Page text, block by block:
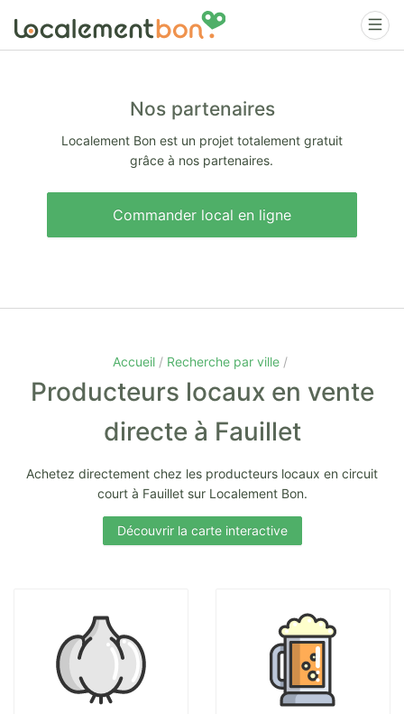
Nos partenaires
Localement Bon est un projet totalement gratuit
grâce à nos partenaires.
Commander local en ligne
Accueil Recherche par ville
Producteurs locaux en vente
directe à Fauillet
Achetez directement chez les producteurs locaux en circuit
court à Fauillet sur Localement Bon.
Découvrir la carte interactive